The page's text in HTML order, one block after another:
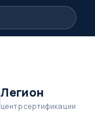
Легион
центр сертификации